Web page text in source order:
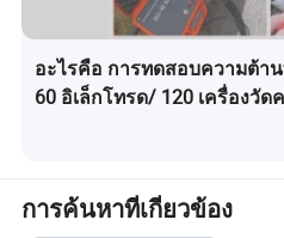
หลายๆด้านรวมถึงการสำรวจทรัพย
การสำรวจพลังงานการสำรวจทาง
รถไฟและวิศวกรรมสะพานฯลฯ
2 ค้นหาน้ำบาดาลแก้ปัญหาน้ำมนุษ
ปัญหาน้ำในอุตสาหกรรมและเกษตร
ท่วมค้นหาโซนการก่อสร้างและยุบค
อะไรคือ การทดสอบความต้า
60 อิเล็กโทรด/ 120 เครื่องวั
อุปกรณ์สำรวจความต้านทาน
การค้นหาที่เกี่ยวข้อง